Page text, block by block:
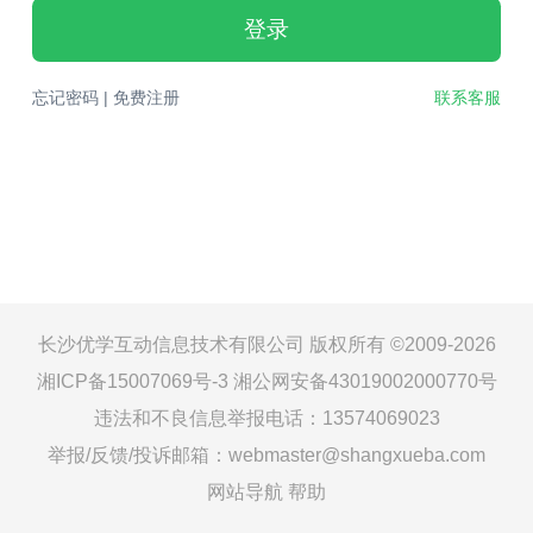
登录
忘记密码| 免费注册 联系客服
长沙优学互动信息技术有限公司 版权所有 ©2009-2026
湘ICP备15007069号-3 湘公网安备43019002000770号
违法和不良信息举报电话：13574069023
举报/反馈/投诉邮箱：webmaster@shangxueba.com
网站导航 帮助